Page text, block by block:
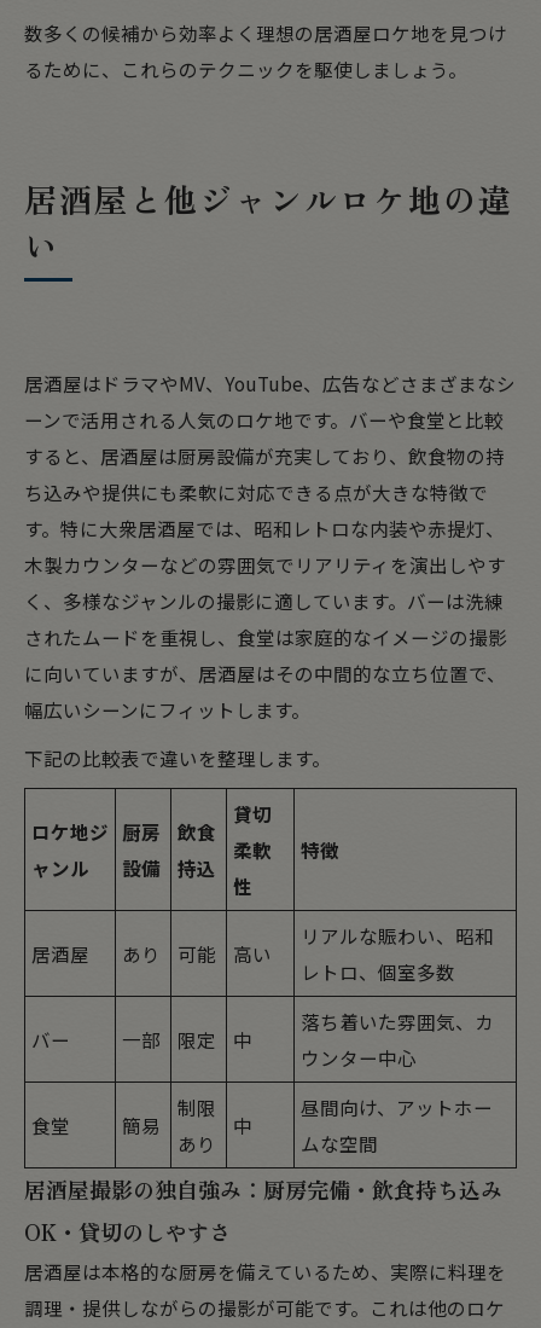
数多くの候補から効率よく理想の居酒屋ロケ地を見つけ
るために、これらのテクニックを駆使しましょう。
居酒屋と他ジャンルロケ地の違
い
居酒屋はドラマやMV、YouTube、広告などさまざまなシ
ーンで活用される人気のロケ地です。バーや食堂と比較
すると、居酒屋は厨房設備が充実しており、飲食物の持
ち込みや提供にも柔軟に対応できる点が大きな特徴で
す。特に大衆居酒屋では、昭和レトロな内装や赤提灯、
木製カウンターなどの雰囲気でリアリティを演出しやす
く、多様なジャンルの撮影に適しています。バーは洗練
されたムードを重視し、食堂は家庭的なイメージの撮影
に向いていますが、居酒屋はその中間的な立ち位置で、
幅広いシーンにフィットします。
下記の比較表で違いを整理します。
ロケ地ジ
ャンル
厨房
設備
飲食
持込
貸切
柔軟
性
特徴
居酒屋 あり 可能 高い
リアルな賑わい、昭和
レトロ、個室多数
バー 一部 限定 中
落ち着いた雰囲気、カ
ウンター中心
食堂 簡易
制限
あり
中
昼間向け、アットホー
ムな空間
居酒屋撮影の独自強み：厨房完備・飲食持ち込み
OK・貸切のしやすさ
居酒屋は本格的な厨房を備えているため、実際に料理を
調理・提供しながらの撮影が可能です。これは他のロケ